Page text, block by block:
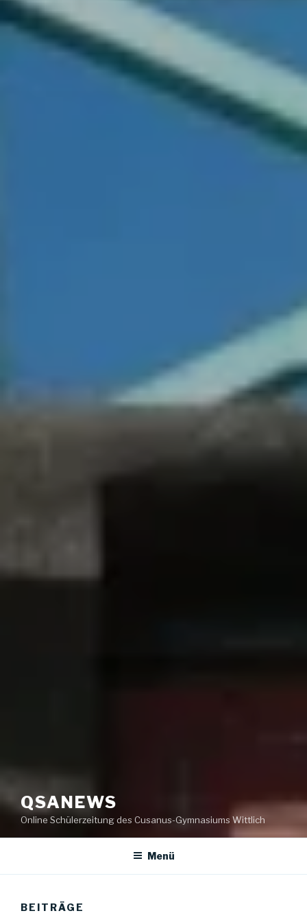
QSANEWS
Online Schülerzeitung des Cusanus-Gymnasiums Wittlich
Menü
BEITRÄGE